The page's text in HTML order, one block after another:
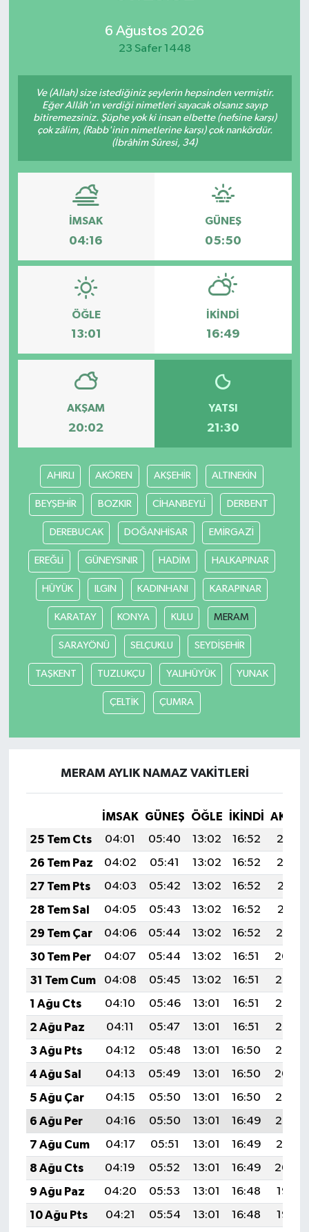
6 Ağustos 2026
23 Safer 1448
Ve (Allah) size istediğiniz şeylerin hepsinden vermiştir.
Eğer Allâh'ın verdiği nimetleri sayacak olsanız sayıp
bitiremezsiniz. Şüphe yok ki insan elbette (nefsine karşı)
çok zâlim, (Rabb'inin nimetlerine karşı) çok nankördür.
(İbrâhîm Sûresi, 34)
İMSAK
04:16
GÜNEŞ
05:50
ÖĞLE
13:01
İKINDI
16:49
AKŞAM
20:02
YATSI
21:30
AHIRLI AKÖREN AKŞEHİR ALTINEKİN
BEYŞEHİR BOZKIR CİHANBEYLİ DERBENT
DEREBUCAK DOĞANHİSAR EMİRGAZİ
EREĞLİ GÜNEYSINIR HADİM HALKAPINAR
HÜYÜK ILGIN KADINHANI KARAPINAR
KARATAY KONYA KULU MERAM
SARAYÖNÜ SELÇUKLU SEYDİŞEHİR
TAŞKENT TUZLUKÇU YALIHÜYÜK YUNAK
ÇELTİK ÇUMRA
MERAM AYLIK NAMAZ VAKITLERI
İMSAK GÜNEŞ ÖĞLE İKINDI
25 Tem Cts
04:01 05:40 13:02 16:52
20:13
26 Tem Paz
04:02 05:41 13:02 16:52
20:12
27 Tem Pts
04:03 05:42 13:02 16:52
20:11
28 Tem Sal
04:05 05:43 13:02 16:52
20:11
29 Tem Çar
04:06 05:44 13:02 16:52
20:10
30 Tem Per
04:07 05:44 13:02 16:51
20:09
31 Tem Cum
04:08 05:45 13:02 16:51
20:08
1 Ağu Cts
04:10 05:46 13:01 16:51
20:07
2 Ağu Paz
04:11 05:47 13:01 16:51
20:06
3 Ağu Pts
04:12 05:48 13:01 16:50
20:05
4 Ağu Sal
04:13 05:49 13:01 16:50
20:04
5 Ağu Çar
04:15 05:50 13:01 16:50
20:03
6 Ağu Per
04:16 05:50 13:01 16:49
20:02
7 Ağu Cum
04:17 05:51 13:01 16:49
20:01
8 Ağu Cts
04:19 05:52 13:01 16:49
20:00
9 Ağu Paz
04:20 05:53 13:01 16:48
19:58
10 Ağu Pts
04:21 05:54 13:01 16:48
19:57
Yaşam